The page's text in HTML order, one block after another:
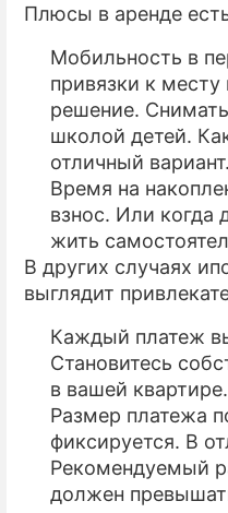
Плюсы в аренде
Мобильность в
привязки к месту
решение.
школой детей.
отличный вариант.
Время на
взнос. Или когда
жить
В других случаях
выглядит
Каждый платеж
Становитесь
в вашей квартире.
Размер платежа
фиксируется. В
Рекомендуемый
должен